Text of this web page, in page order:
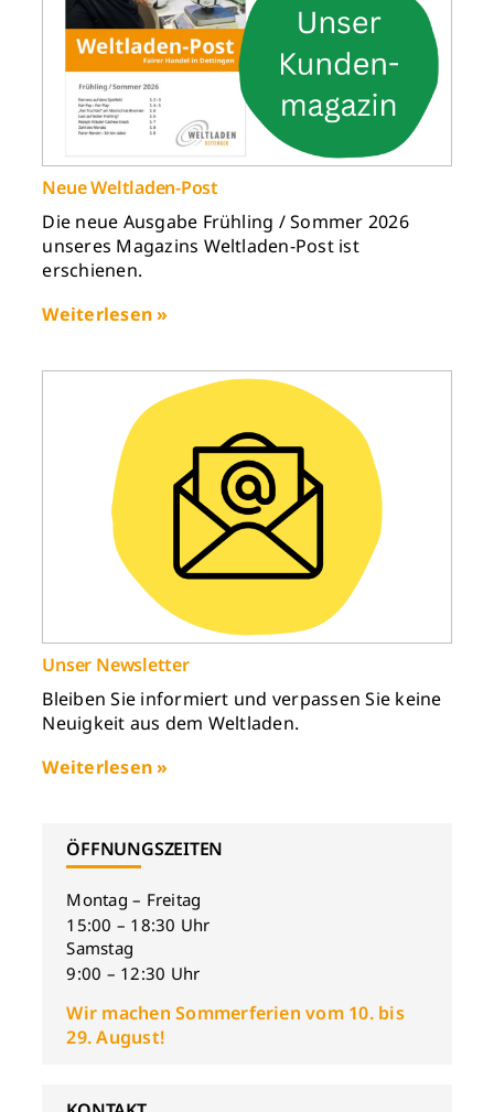
Neue Weltladen-Post
Die neue Ausgabe Frühling / Sommer 2026
unseres Magazins Weltladen-Post ist
erschienen.
Weiterlesen »
Unser Newsletter
Bleiben Sie informiert und verpassen Sie keine
Neuigkeit aus dem Weltladen.
Weiterlesen »
ÖFFNUNGSZEITEN
Montag – Freitag
15:00 – 18:30 Uhr
Samstag
9:00 – 12:30 Uhr
Wir machen Sommerferien vom 10. bis
29. August!